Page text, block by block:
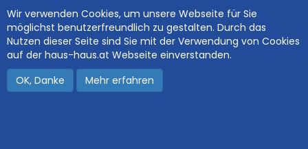
Wir verwenden Cookies, um unsere Webseite für Sie
möglichst benutzerfreundlich zu gestalten. Durch das
Nutzen dieser Seite sind Sie mit der Verwendung von Cookies
auf der haus-haus.at Webseite einverstanden.
OK, Danke
Mehr erfahren